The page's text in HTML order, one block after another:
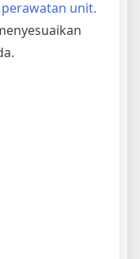
unit.